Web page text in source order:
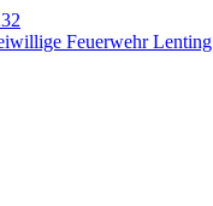
Feuerwehr